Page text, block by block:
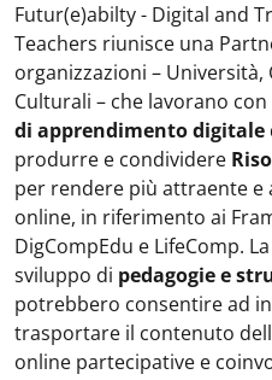
Futur(e)abilty - Digital and
Teachers riunisce una
organizzazioni –
Culturali – che lavorano con
di apprendimento digitale
produrre e condividere
per rendere più attraente e
online, in riferimento ai
DigCompEdu e LifeComp.
sviluppo di pedagogie e
potrebbero consentire ad
trasportare il contenuto
online partecipative e